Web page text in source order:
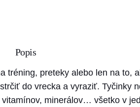
Popis
tréning, preteky alebo len na to,
do vrecka a vyraziť. Tyčinky
minerálov… všetko v